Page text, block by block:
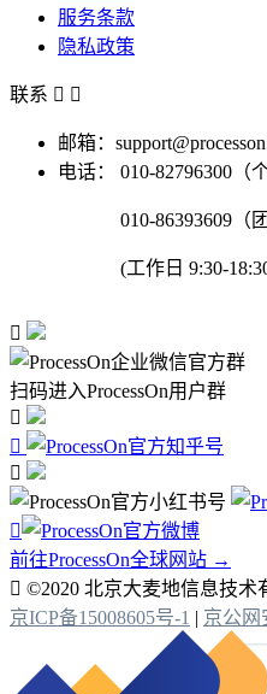
服务条款
隐私政策
联系  
邮箱：
电话：
010-82796300（
010-86393609（
(工作日 9:30-

扫码进入ProcessOn用户群




前往ProcessOn全球网站 →
 ©2020 北京大麦地信息技术
京ICP备15008605号-1 | 京公网